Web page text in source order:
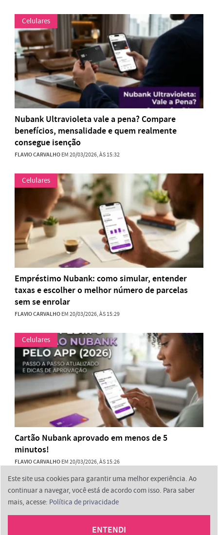
Celulares
Nubank Ultravioleta vale a pena? Compare
benefícios, mensalidade e quem realmente
consegue isenção
FLAVIO CARVALHOEM 20/03/2026, ÀS 15:32
Celulares
Empréstimo Nubank: como simular, entender
taxas e escolher o melhor número de parcelas
sem se enrolar
FLAVIO CARVALHOEM 20/03/2026, ÀS 15:29
Celulares
Cartão Nubank aprovado em menos de 5
minutos!
FLAVIO CARVALHOEM 20/03/2026, ÀS 15:26
2026 © ProminpTech
Este site usa cookies para garantir uma melhor experiência. Ao
continuar a navegar, você está de acordo com isso. Para saber
mais, acesse: Política de privacidade
ENTENDI